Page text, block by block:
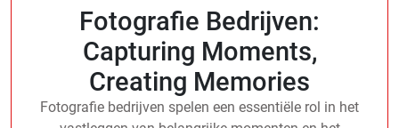
Fotografie Bedrijven:
Capturing Moments,
Creating Memories
Fotografie bedrijven spelen een essentiële rol in het